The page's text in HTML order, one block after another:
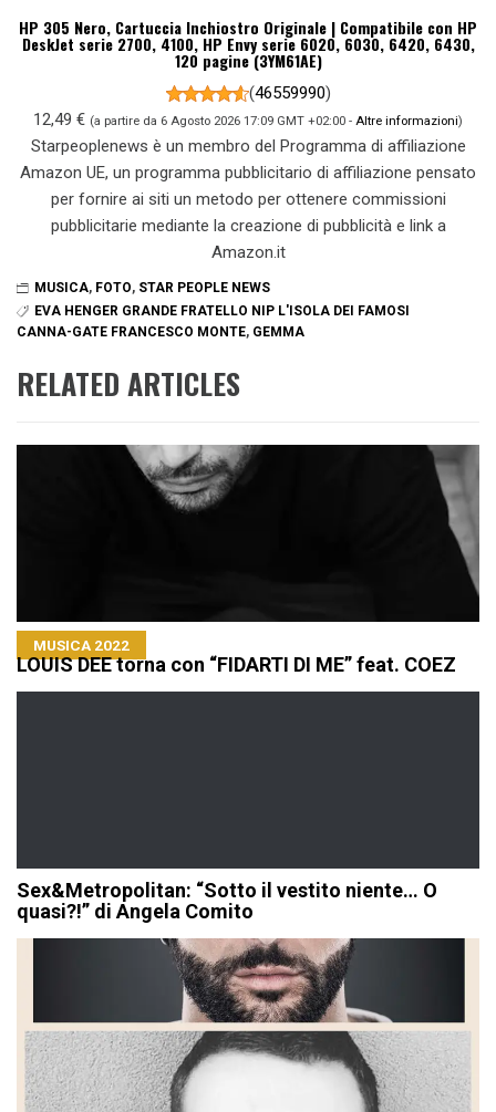
HP 305 Nero, Cartuccia Inchiostro Originale | Compatibile con HP
DeskJet serie 2700, 4100, HP Envy serie 6020, 6030, 6420, 6430,
120 pagine (3YM61AE)
(46559990)
12,49 € (a partire da 6 Agosto 2026 17:09 GMT +02:00 - Altre informazioni)
Starpeoplenews è un membro del Programma di affiliazione
Amazon UE, un programma pubblicitario di affiliazione pensato
per fornire ai siti un metodo per ottenere commissioni
pubblicitarie mediante la creazione di pubblicità e link a
Amazon.it
MUSICA, FOTO, STAR PEOPLE NEWS
EVA HENGER GRANDE FRATELLO NIP L'ISOLA DEI FAMOSI
CANNA-GATE FRANCESCO MONTE, GEMMA
RELATED ARTICLES
MUSICA 2022
LOUIS DEE torna con “FIDARTI DI ME” feat. COEZ
Sex&Metropolitan: “Sotto il vestito niente… O
quasi?!” di Angela Comito